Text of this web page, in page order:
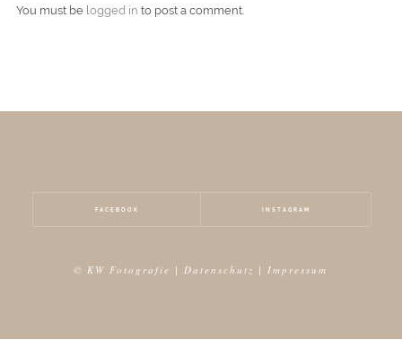
You must be logged in to post a comment.
FACEBOOK INSTAGRAM
© KW Fotografie |Datenschutz |Impressum